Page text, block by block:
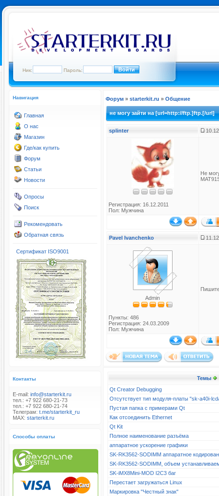
Ник: Пароль:
Навигация
Главная
О нас
Магазин
Где/как купить
Форум
Статьи
Новости
Опросы
Поиск
Рекомендовать
Обратная связь
Сертификат ISO9001
Контакты
E-mail: info@starterkit.ru
тел.: +7 922 680-21-73
тел.: +7 922 680-21-74
Телеграм: t.me/starterkit_ru
MAX: starterkit.ru
Способы оплаты
Форум » starterkit.ru » Общение
не могу зайти на [url=http://ftp.]ftp.[/url]
splinter
Регистрация: 16.12.2011
Пол: Мужчина
Не
Pavel Ivanchenko
Admin
Пункты: 486
Регистрация: 24.03.2009
Пол: Мужчина
Темы
Qt Creator Debugging
Отсутствует тип модуля-платы "sk-a40i-
Пустая папка с примерами Qt
Как отсоединить Ethernet
Qt Kit
Полное наименование разъёма
аппаратное ускорение графики
SK-RK3562-SODIMM аппаратное
SK-RK3562-SODIMM, объем
SK-iMX8Mini-MOD I2C3 баг
Перестает загружаться Linux
Маркировка "Честный знак"